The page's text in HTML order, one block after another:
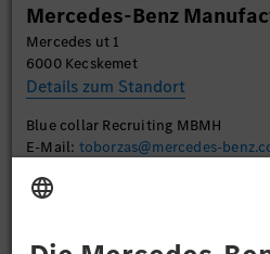
Mercedes-Benz
Mercedes ut 1
6000 Kecskemet
Details zum Standort
Blue collar Recruiting MBMH
E-Mail: toborzas@mercedes-